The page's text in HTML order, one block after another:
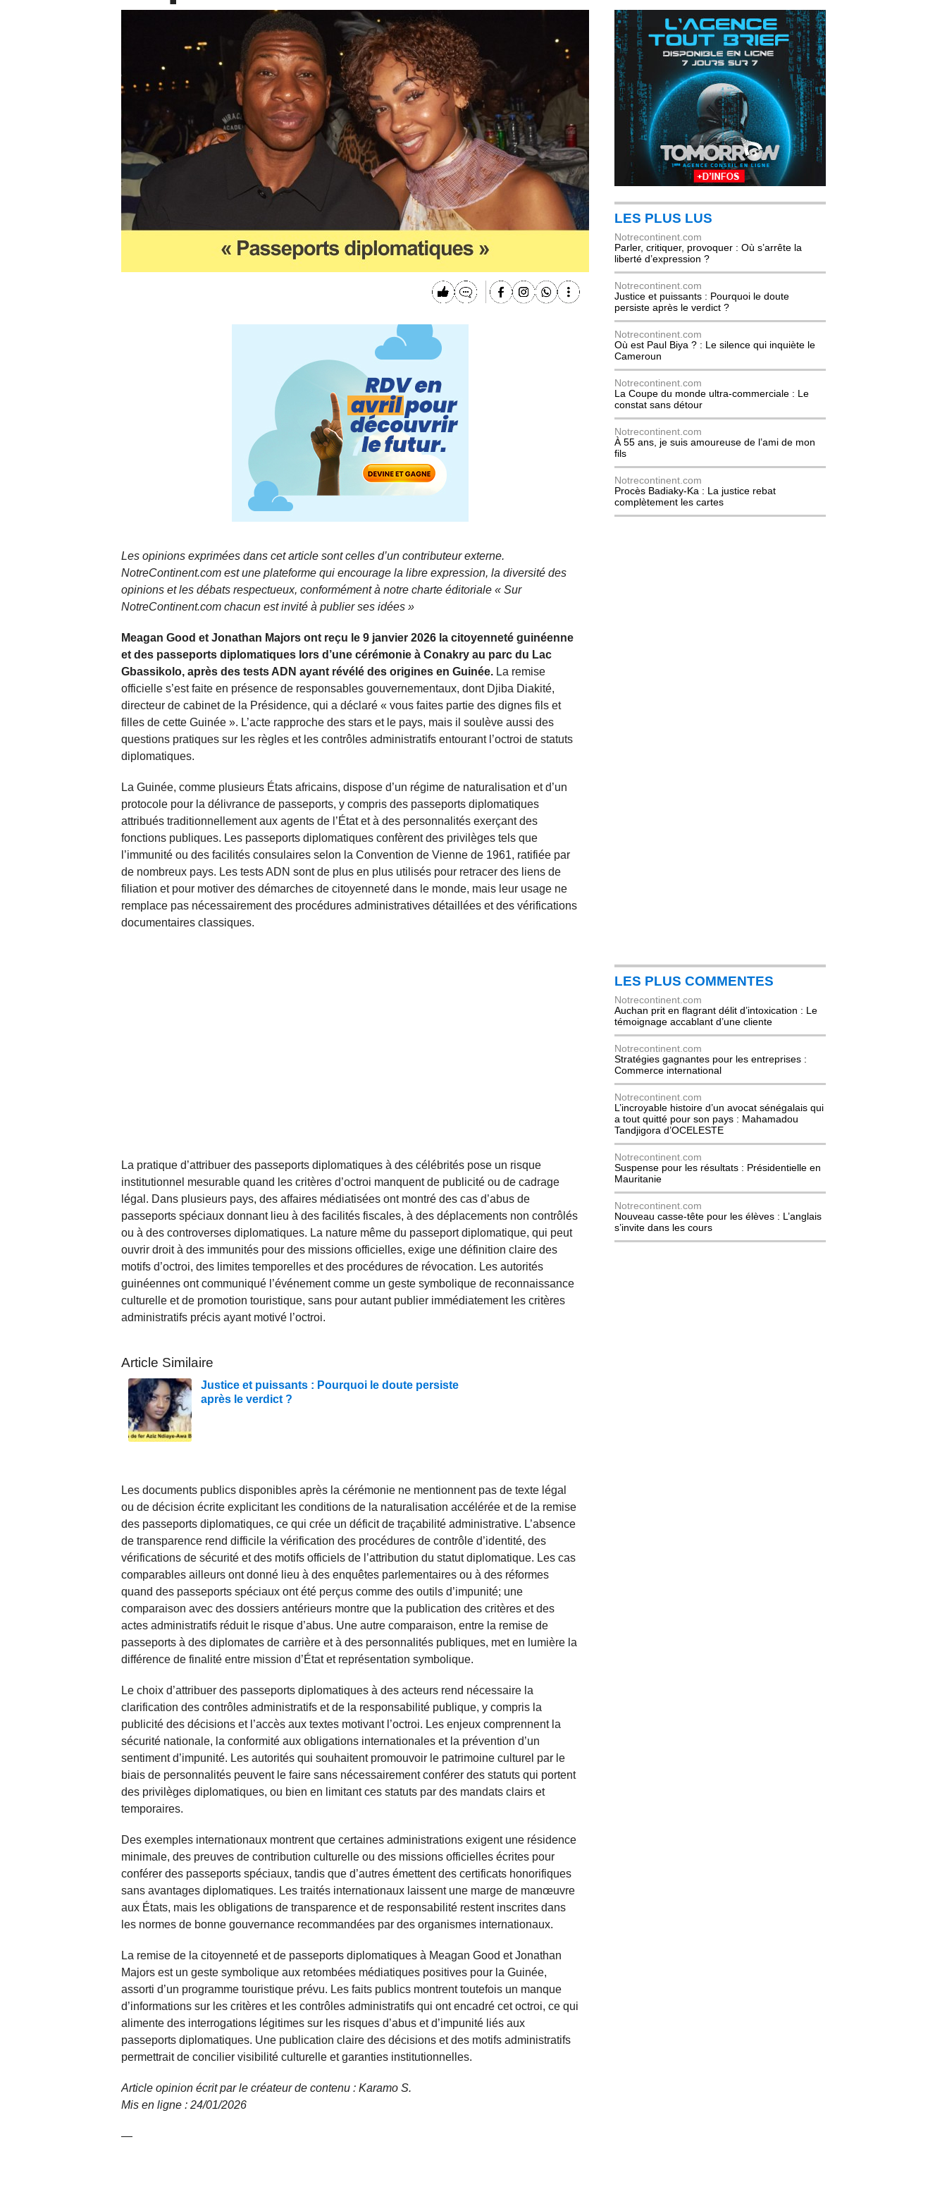
Les opinions exprimées dans cet article sont celles d’un contributeur externe.
NotreContinent.com est une plateforme qui encourage la libre expression, la diversité des
opinions et les débats respectueux, conformément à notre charte éditoriale « Sur
NotreContinent.com chacun est invité à publier ses idées »
Meagan Good et Jonathan Majors ont reçu le 9 janvier 2026 la citoyenneté guinéenne
et des passeports diplomatiques lors d’une cérémonie à Conakry au parc du Lac
Gbassikolo, après des tests ADN ayant révélé des origines en Guinée. La remise
officielle s’est faite en présence de responsables gouvernementaux, dont Djiba Diakité,
directeur de cabinet de la Présidence, qui a déclaré « vous faites partie des dignes fils et
filles de cette Guinée ». L’acte rapproche des stars et le pays, mais il soulève aussi des
questions pratiques sur les règles et les contrôles administratifs entourant l’octroi de statuts
diplomatiques.
La Guinée, comme plusieurs États africains, dispose d’un régime de naturalisation et d’un
protocole pour la délivrance de passeports, y compris des passeports diplomatiques
attribués traditionnellement aux agents de l’État et à des personnalités exerçant des
fonctions publiques. Les passeports diplomatiques confèrent des privilèges tels que
l’immunité ou des facilités consulaires selon la Convention de Vienne de 1961, ratifiée par
de nombreux pays. Les tests ADN sont de plus en plus utilisés pour retracer des liens de
filiation et pour motiver des démarches de citoyenneté dans le monde, mais leur usage ne
remplace pas nécessairement des procédures administratives détaillées et des vérifications
documentaires classiques.
La pratique d’attribuer des passeports diplomatiques à des célébrités pose un risque
institutionnel mesurable quand les critères d’octroi manquent de publicité ou de cadrage
légal. Dans plusieurs pays, des affaires médiatisées ont montré des cas d’abus de
passeports spéciaux donnant lieu à des facilités fiscales, à des déplacements non contrôlés
ou à des controverses diplomatiques. La nature même du passeport diplomatique, qui peut
ouvrir droit à des immunités pour des missions officielles, exige une définition claire des
motifs d’octroi, des limites temporelles et des procédures de révocation. Les autorités
guinéennes ont communiqué l’événement comme un geste symbolique de reconnaissance
culturelle et de promotion touristique, sans pour autant publier immédiatement les critères
administratifs précis ayant motivé l’octroi.
Article Similaire
Justice et puissants : Pourquoi le doute persiste
après le verdict ?
Les documents publics disponibles après la cérémonie ne mentionnent pas de texte légal
ou de décision écrite explicitant les conditions de la naturalisation accélérée et de la remise
des passeports diplomatiques, ce qui crée un déficit de traçabilité administrative. L’absence
de transparence rend difficile la vérification des procédures de contrôle d’identité, des
vérifications de sécurité et des motifs officiels de l’attribution du statut diplomatique. Les cas
comparables ailleurs ont donné lieu à des enquêtes parlementaires ou à des réformes
quand des passeports spéciaux ont été perçus comme des outils d’impunité; une
comparaison avec des dossiers antérieurs montre que la publication des critères et des
actes administratifs réduit le risque d’abus. Une autre comparaison, entre la remise de
passeports à des diplomates de carrière et à des personnalités publiques, met en lumière la
différence de finalité entre mission d’État et représentation symbolique.
Le choix d’attribuer des passeports diplomatiques à des acteurs rend nécessaire la
clarification des contrôles administratifs et de la responsabilité publique, y compris la
publicité des décisions et l’accès aux textes motivant l’octroi. Les enjeux comprennent la
sécurité nationale, la conformité aux obligations internationales et la prévention d’un
sentiment d’impunité. Les autorités qui souhaitent promouvoir le patrimoine culturel par le
biais de personnalités peuvent le faire sans nécessairement conférer des statuts qui portent
des privilèges diplomatiques, ou bien en limitant ces statuts par des mandats clairs et
temporaires.
Des exemples internationaux montrent que certaines administrations exigent une résidence
minimale, des preuves de contribution culturelle ou des missions officielles écrites pour
conférer des passeports spéciaux, tandis que d’autres émettent des certificats honorifiques
sans avantages diplomatiques. Les traités internationaux laissent une marge de manœuvre
aux États, mais les obligations de transparence et de responsabilité restent inscrites dans
les normes de bonne gouvernance recommandées par des organismes internationaux.
La remise de la citoyenneté et de passeports diplomatiques à Meagan Good et Jonathan
Majors est un geste symbolique aux retombées médiatiques positives pour la Guinée,
assorti d’un programme touristique prévu. Les faits publics montrent toutefois un manque
d’informations sur les critères et les contrôles administratifs qui ont encadré cet octroi, ce qui
alimente des interrogations légitimes sur les risques d’abus et d’impunité liés aux
passeports diplomatiques. Une publication claire des décisions et des motifs administratifs
permettrait de concilier visibilité culturelle et garanties institutionnelles.
Article opinion écrit par le créateur de contenu : Karamo S.
Mis en ligne : 24/01/2026
—
LES PLUS LUS
Notrecontinent.com
Parler, critiquer, provoquer : Où s’arrête la
liberté d’expression ?
Notrecontinent.com
Justice et puissants : Pourquoi le doute
persiste après le verdict ?
Notrecontinent.com
Où est Paul Biya ? : Le silence qui inquiète le
Cameroun
Notrecontinent.com
La Coupe du monde ultra-commerciale : Le
constat sans détour
Notrecontinent.com
À 55 ans, je suis amoureuse de l’ami de mon
fils
Notrecontinent.com
Procès Badiaky-Ka : La justice rebat
complètement les cartes
LES PLUS COMMENTES
Notrecontinent.com
Auchan prit en flagrant délit d’intoxication : Le
témoignage accablant d’une cliente
Notrecontinent.com
Stratégies gagnantes pour les entreprises :
Commerce international
Notrecontinent.com
L’incroyable histoire d’un avocat sénégalais qui
a tout quitté pour son pays : Mahamadou
Tandjigora d’OCELESTE
Notrecontinent.com
Suspense pour les résultats : Présidentielle en
Mauritanie
Notrecontinent.com
Nouveau casse-tête pour les élèves : L’anglais
s’invite dans les cours